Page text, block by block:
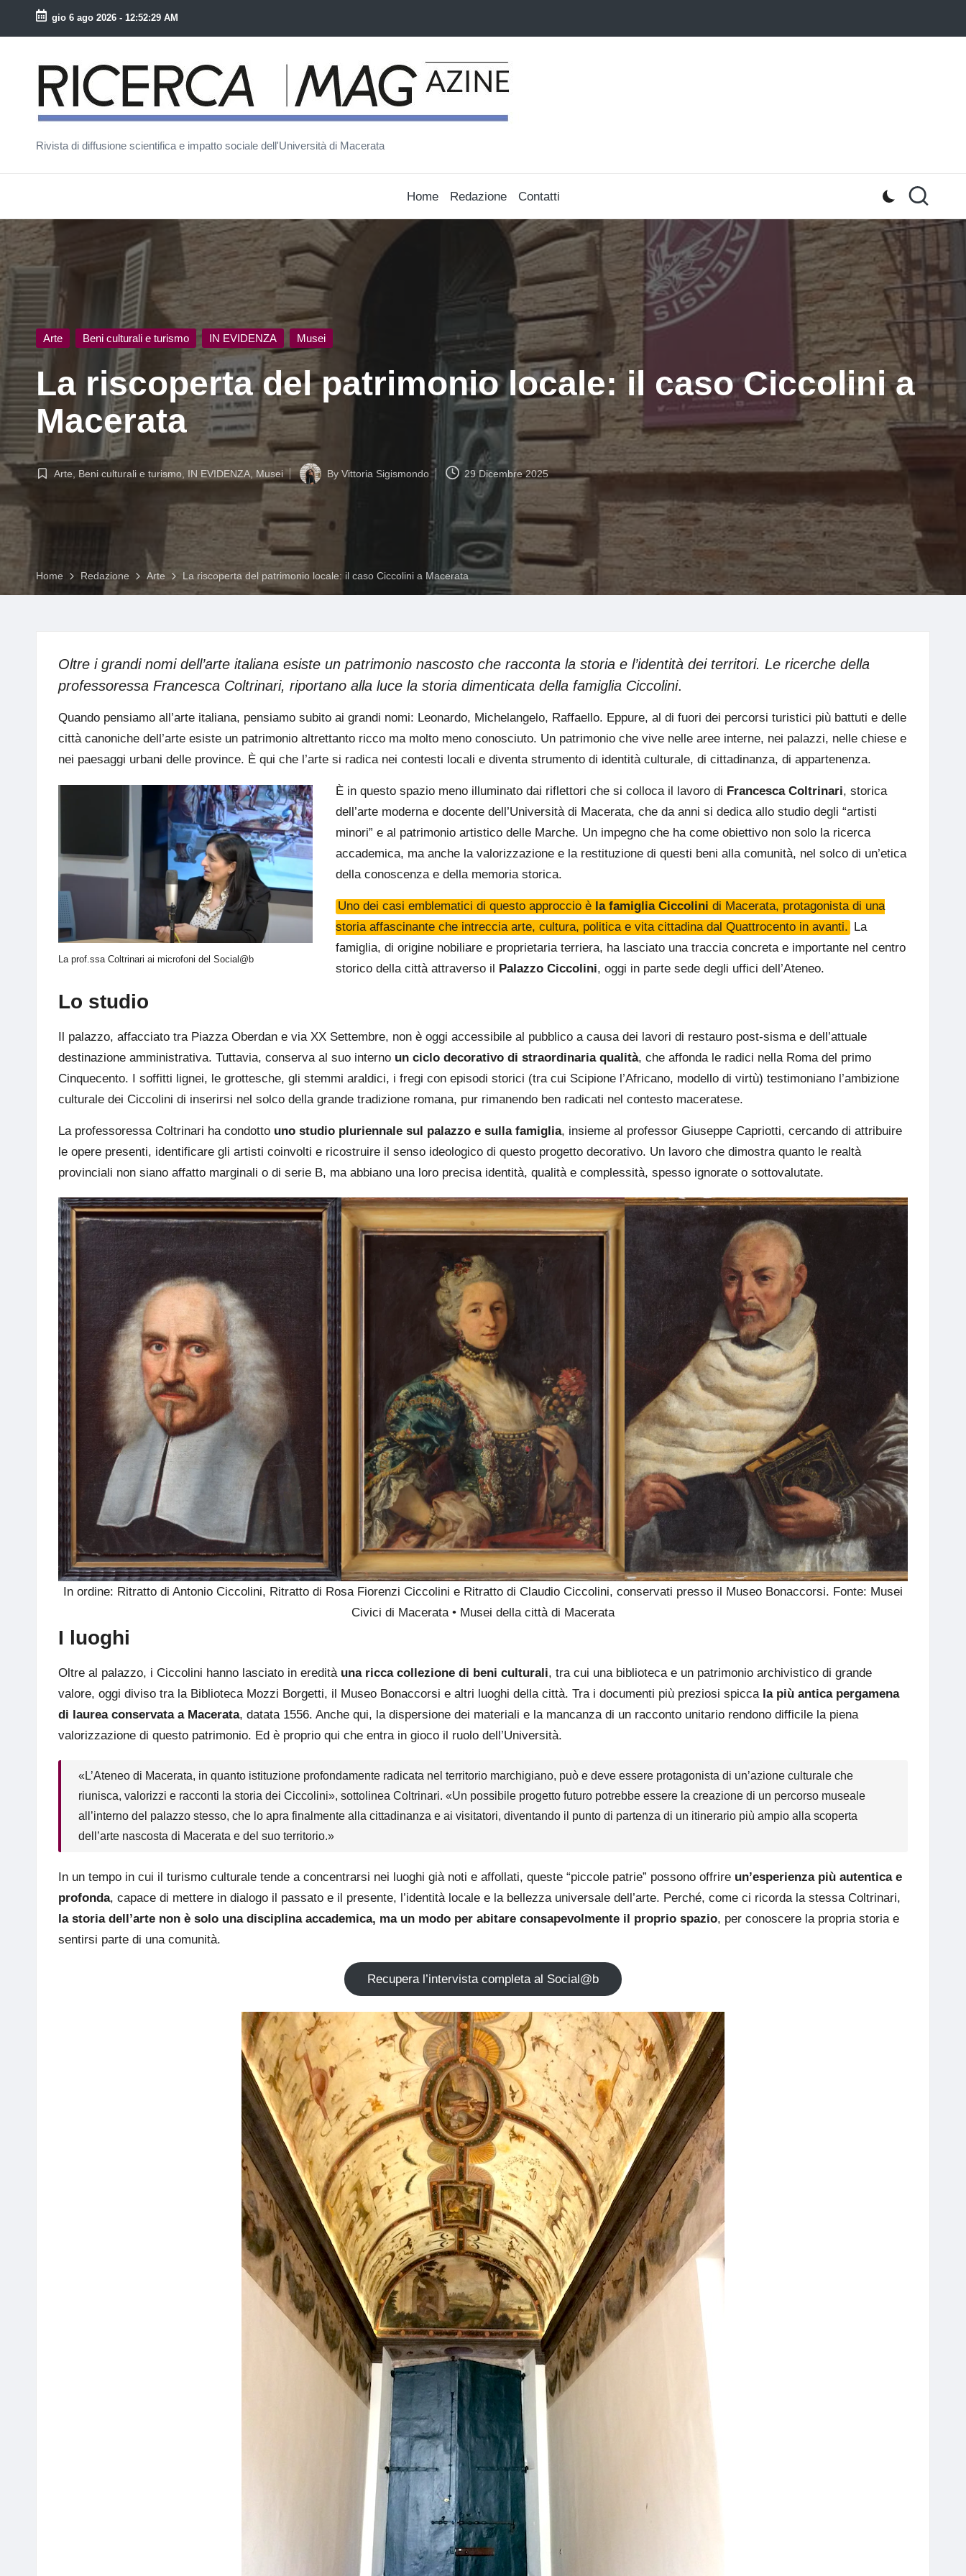
Skip
gio 6 ago 2026 - 12:52:31 AM
R
ic
e
a
M
a
g
Rivista di diffusione scientifica e impatto sociale dell'Università di Macerata
Home Redazione Contatti
Posted
in
Arte Beni culturali e turismo IN EVIDENZA Musei
La riscoperta del patrimonio locale: il caso Ciccolini a
Macerata
Posted
Arte Beni culturali e turismo IN EVIDENZA Musei
Posted
by
ByVittoria Sigismondo 29 Dicembre 2025
Home Redazione Arte La riscoperta del patrimonio locale: il caso Ciccolini a Macerata
Oltre i grandi nomi dell’arte italiana esiste un patrimonio nascosto che racconta la storia e l’identità dei territori. Le ricerche della
professoressa Francesca Coltrinari, riportano alla luce la storia dimenticata della famiglia Ciccolini.
Quando pensiamo all’arte italiana, pensiamo subito ai grandi nomi: Leonardo, Michelangelo, Raffaello. Eppure, al di fuori dei percorsi turistici più battuti e delle
città canoniche dell’arte esiste un patrimonio altrettanto ricco ma molto meno conosciuto. Un patrimonio che vive nelle aree interne, nei palazzi, nelle chiese e
nei paesaggi urbani delle province. È qui che l’arte si radica nei contesti locali e diventa strumento di identità culturale, di cittadinanza, di appartenenza.
La prof.ssa Coltrinari ai microfoni del Social@b
È in questo spazio meno illuminato dai riflettori che si colloca il lavoro di Francesca Coltrinari, storica
dell’arte moderna e docente dell’Università di Macerata, che da anni si dedica allo studio degli “artisti
minori” e al patrimonio artistico delle Marche. Un impegno che ha come obiettivo non solo la ricerca
accademica, ma anche la valorizzazione e la restituzione di questi beni alla comunità, nel solco di un’etica
della conoscenza e della memoria storica.
Uno dei casi emblematici di questo approccio è la famiglia Ciccolini di Macerata, protagonista di una
storia affascinante che intreccia arte, cultura, politica e vita cittadina dal Quattrocento in avanti. La
famiglia, di origine nobiliare e proprietaria terriera, ha lasciato una traccia concreta e importante nel centro
storico della città attraverso il Palazzo Ciccolini, oggi in parte sede degli uffici dell’Ateneo.
Lo studio
Il palazzo, affacciato tra Piazza Oberdan e via XX Settembre, non è oggi accessibile al pubblico a causa dei lavori di restauro post-sisma e dell’attuale
destinazione amministrativa. Tuttavia, conserva al suo interno un ciclo decorativo di straordinaria qualità, che affonda le radici nella Roma del primo
Cinquecento. I soffitti lignei, le grottesche, gli stemmi araldici, i fregi con episodi storici (tra cui Scipione l’Africano, modello di virtù) testimoniano l’ambizione
culturale dei Ciccolini di inserirsi nel solco della grande tradizione romana, pur rimanendo ben radicati nel contesto maceratese.
La professoressa Coltrinari ha condotto uno studio pluriennale sul palazzo e sulla famiglia, insieme al professor Giuseppe Capriotti, cercando di attribuire
le opere presenti, identificare gli artisti coinvolti e ricostruire il senso ideologico di questo progetto decorativo. Un lavoro che dimostra quanto le realtà
provinciali non siano affatto marginali o di serie B, ma abbiano una loro precisa identità, qualità e complessità, spesso ignorate o sottovalutate.
In ordine: Ritratto di Antonio Ciccolini, Ritratto di Rosa Fiorenzi Ciccolini e Ritratto di Claudio Ciccolini, conservati presso il Museo Bonaccorsi. Fonte: Musei
Civici di Macerata • Musei della città di Macerata
I luoghi
Oltre al palazzo, i Ciccolini hanno lasciato in eredità una ricca collezione di beni culturali, tra cui una biblioteca e un patrimonio archivistico di grande
valore, oggi diviso tra la Biblioteca Mozzi Borgetti, il Museo Bonaccorsi e altri luoghi della città. Tra i documenti più preziosi spicca la più antica pergamena
di laurea conservata a Macerata, datata 1556. Anche qui, la dispersione dei materiali e la mancanza di un racconto unitario rendono difficile la piena
valorizzazione di questo patrimonio. Ed è proprio qui che entra in gioco il ruolo dell’Università.
«L’Ateneo di Macerata, in quanto istituzione profondamente radicata nel territorio marchigiano, può e deve essere protagonista di un’azione culturale che
riunisca, valorizzi e racconti la storia dei Ciccolini», sottolinea Coltrinari. «Un possibile progetto futuro potrebbe essere la creazione di un percorso museale
all’interno del palazzo stesso, che lo apra finalmente alla cittadinanza e ai visitatori, diventando il punto di partenza di un itinerario più ampio alla scoperta
dell’arte nascosta di Macerata e del suo territorio.»
In un tempo in cui il turismo culturale tende a concentrarsi nei luoghi già noti e affollati, queste “piccole patrie” possono offrire un’esperienza più autentica e
profonda, capace di mettere in dialogo il passato e il presente, l’identità locale e la bellezza universale dell’arte. Perché, come ci ricorda la stessa Coltrinari,
la storia dell’arte non è solo una disciplina accademica, ma un modo per abitare consapevolmente il proprio spazio, per conoscere la propria storia e
sentirsi parte di una comunità.
Recupera l’intervista completa al Social@b